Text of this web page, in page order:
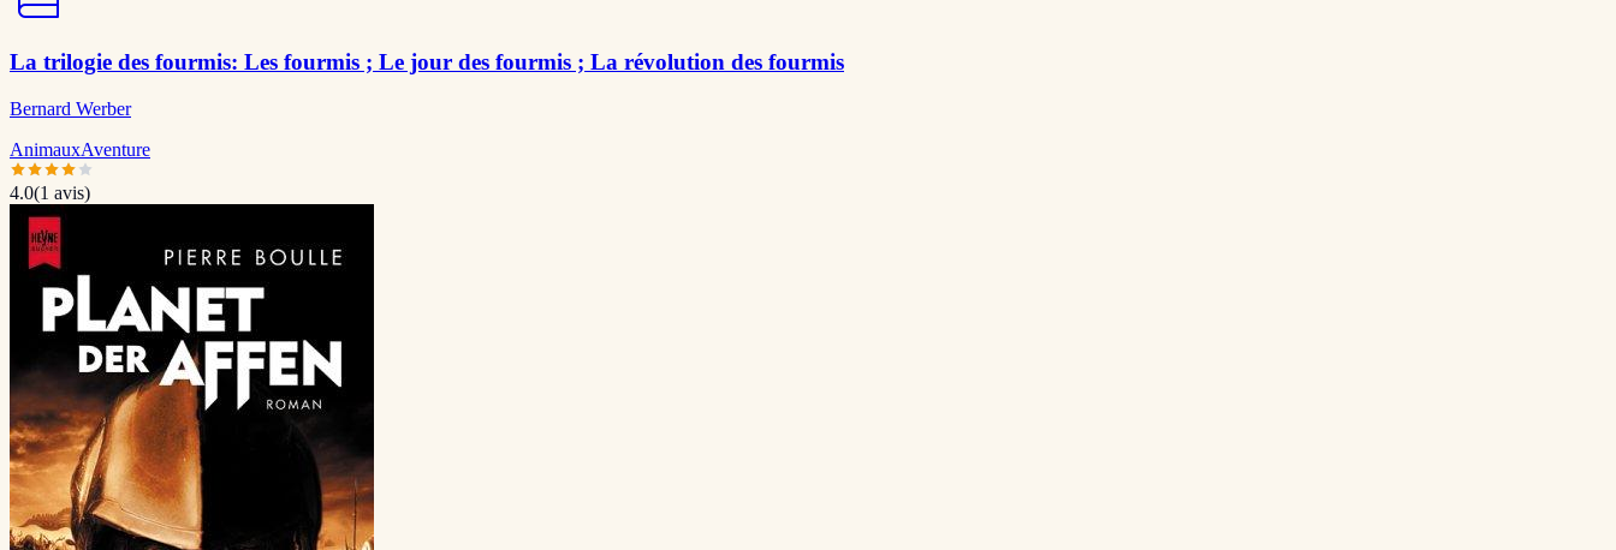
La trilogie des fourmis: Les fourmis ; Le jour des fourmis ; La révolution des fourmis
Bernard Werber
AnimauxAventure
4.0(1 avis)